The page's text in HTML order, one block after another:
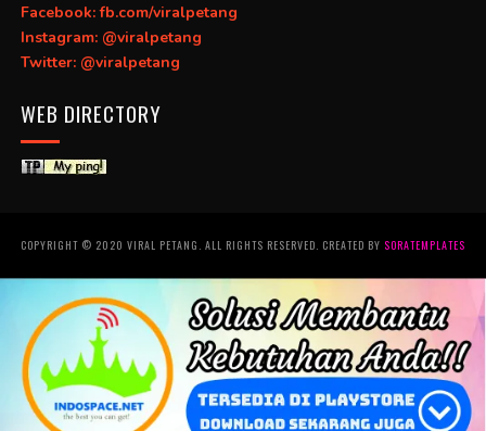
Facebook: fb.com/viralpetang
Instagram: @viralpetang
Twitter: @viralpetang
WEB DIRECTORY
COPYRIGHT © 2020 VIRAL PETANG. ALL RIGHTS RESERVED. CREATED BY SORATEMPLATES